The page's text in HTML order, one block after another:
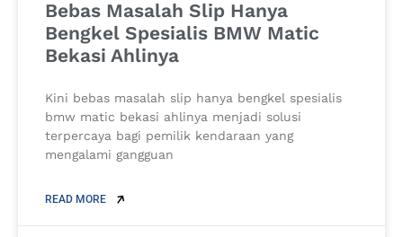
Bebas Masalah Slip Hanya
Bengkel Spesialis BMW Matic
Bekasi Ahlinya
Kini bebas masalah slip hanya bengkel spesialis
bmw matic bekasi ahlinya menjadi solusi
terpercaya bagi pemilik kendaraan yang
mengalami gangguan
READ MORE